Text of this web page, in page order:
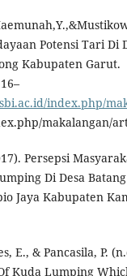
Potensi Tari Di
Kabupaten Garut.
index.php/
makalangan/
Persepsi
Di Desa
Jaya Kabupaten
E., & Pancasila, P.
Kuda Lumping